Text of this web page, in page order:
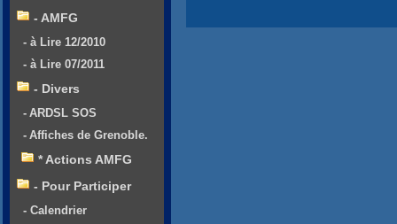
- AMFG
- à Lire 12/2010
- à Lire 07/2011
- Divers
- ARDSL SOS
- Affiches de Grenoble.
* Actions AMFG
- Pour Participer
- Calendrier